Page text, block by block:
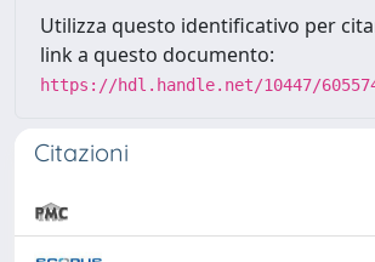
Utilizza questo identificativo per
link a questo documento:
https://hdl.handle.net/10447/
Citazioni